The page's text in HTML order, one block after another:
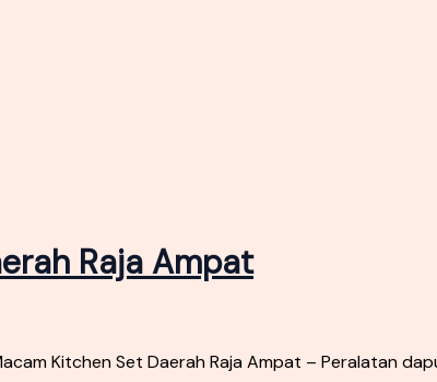
Raja Ampat
Kitchen Set Daerah Raja Ampat – Peralatan